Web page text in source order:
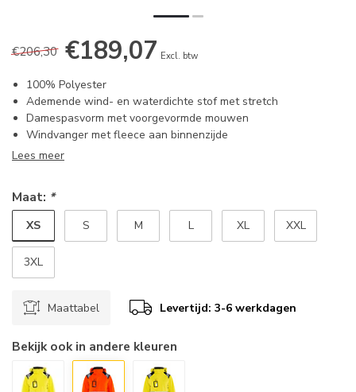
€206,30 €189,07 Excl. btw
100% Polyester
Ademende wind- en waterdichte stof met stretch
Damespasvorm met voorgevormde mouwen
Windvanger met fleece aan binnenzijde
Lees meer
Maat: *
XS S M L XL XXL
3XL
Maattabel Levertijd: 3-6 werkdagen
Bekijk ook in andere kleuren